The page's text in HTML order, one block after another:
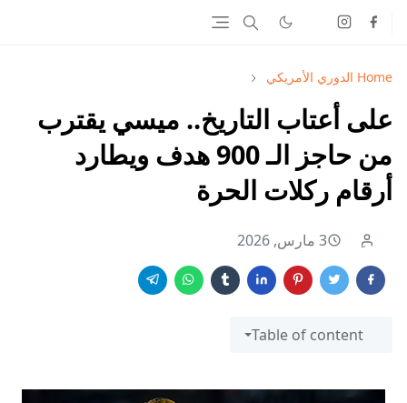
Home الدوري الأمريكي
على أعتاب التاريخ.. ميسي يقترب
من حاجز الـ 900 هدف ويطارد
أرقام ركلات الحرة
3 مارس, 2026
Table of content